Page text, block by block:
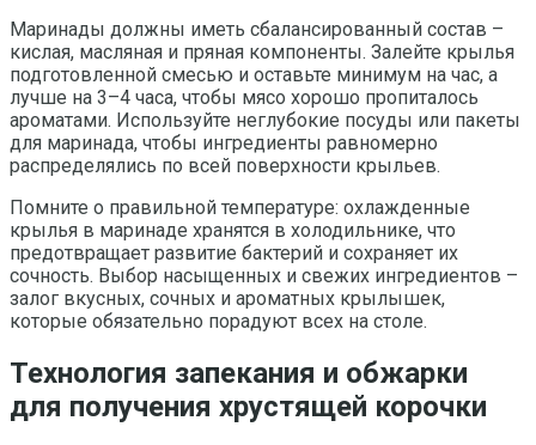
Маринады должны иметь сбалансированный состав –
кислая, масляная и пряная компоненты. Залейте крылья
подготовленной смесью и оставьте минимум на час, а
лучше на 3–4 часа, чтобы мясо хорошо пропиталось
ароматами. Используйте неглубокие посуды или пакеты
для маринада, чтобы ингредиенты равномерно
распределялись по всей поверхности крыльев.
Помните о правильной температуре: охлажденные
крылья в маринаде хранятся в холодильнике, что
предотвращает развитие бактерий и сохраняет их
сочность. Выбор насыщенных и свежих ингредиентов –
залог вкусных, сочных и ароматных крылышек,
которые обязательно порадуют всех на столе.
Технология запекания и обжарки
для получения хрустящей корочки